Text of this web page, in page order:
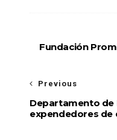
Fundación
Previous
Departamento de
expendedores de